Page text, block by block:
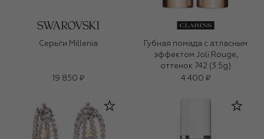
Серьги Millenia
19 850 ₽
Губная помада с атласным
эффектом Joli Rouge,
оттенок 742 (3.5g)
4 400 ₽